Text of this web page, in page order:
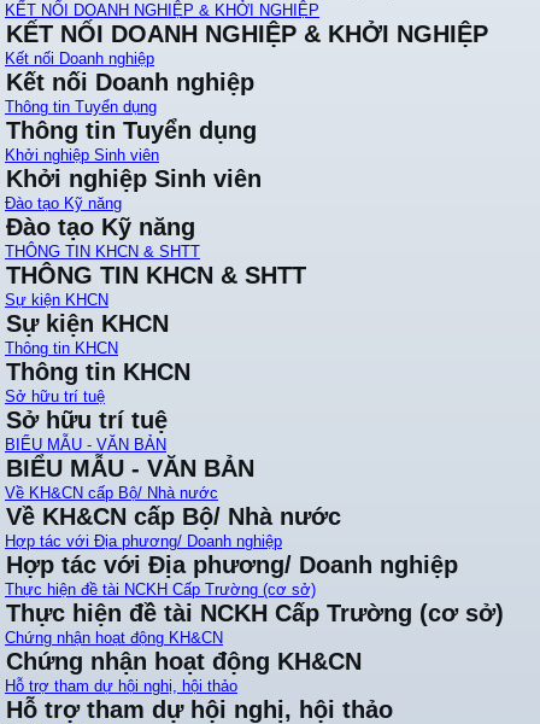
KẾT NỐI DOANH NGHIỆP & KHỞI NGHIỆP
KẾT NỐI DOANH NGHIỆP & KHỞI NGHIỆP
Kết nối Doanh nghiệp
Kết nối Doanh nghiệp
Thông tin Tuyển dụng
Thông tin Tuyển dụng
Khởi nghiệp Sinh viên
Khởi nghiệp Sinh viên
Đào tạo Kỹ năng
Đào tạo Kỹ năng
THÔNG TIN KHCN & SHTT
THÔNG TIN KHCN & SHTT
Sự kiện KHCN
Sự kiện KHCN
Thông tin KHCN
Thông tin KHCN
Sở hữu trí tuệ
Sở hữu trí tuệ
BIỂU MẪU - VĂN BẢN
BIỂU MẪU - VĂN BẢN
Về KH&CN cấp Bộ/ Nhà nước
Về KH&CN cấp Bộ/ Nhà nước
Hợp tác với Địa phương/ Doanh nghiệp
Hợp tác với Địa phương/ Doanh nghiệp
Thực hiện đề tài NCKH Cấp Trường (cơ sở)
Thực hiện đề tài NCKH Cấp Trường (cơ sở)
Chứng nhận hoạt động KH&CN
Chứng nhận hoạt động KH&CN
Hỗ trợ tham dự hội nghị, hội thảo
Hỗ trợ tham dự hội nghị, hội thảo